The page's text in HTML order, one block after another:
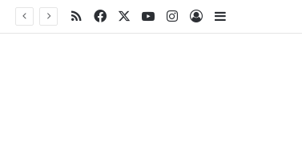
RSSFacebookYouTubeInstagram
Log InSidebar